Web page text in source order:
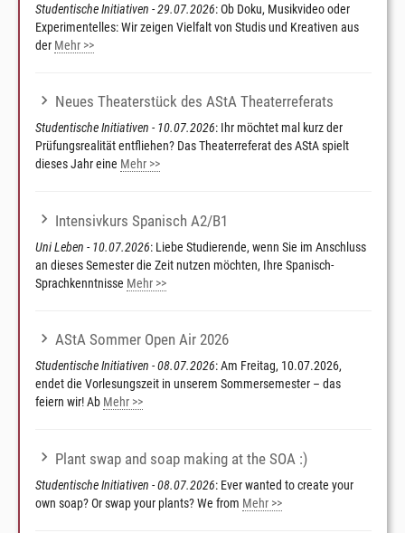
Studentische Initiativen - 29.07.2026: Ob Doku, Musikvideo oder
Experimentelles: Wir zeigen Vielfalt von Studis und Kreativen aus
der Mehr >>
Neues Theaterstück des AStA Theaterreferats
Studentische Initiativen - 10.07.2026: Ihr möchtet mal kurz der
Prüfungsrealität entfliehen? Das Theaterreferat des AStA spielt
dieses Jahr eine Mehr >>
Intensivkurs Spanisch A2/B1
Uni Leben - 10.07.2026: Liebe Studierende, wenn Sie im Anschluss
an dieses Semester die Zeit nutzen möchten, Ihre Spanisch-
Sprachkenntnisse Mehr >>
AStA Sommer Open Air 2026
Studentische Initiativen - 08.07.2026: Am Freitag, 10.07.2026,
endet die Vorlesungszeit in unserem Sommersemester – das
feiern wir! Ab Mehr >>
Plant swap and soap making at the SOA :)
Studentische Initiativen - 08.07.2026: Ever wanted to create your
own soap? Or swap your plants? We from Mehr >>